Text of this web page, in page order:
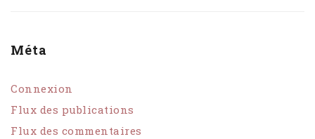
Méta
Connexion
Flux des publications
Flux des commentaires